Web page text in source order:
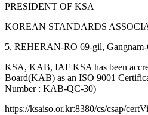
PRESIDENT OF KSA
KOREAN STANDARDS
5, REHERAN-RO 69-gil,
KSA, KAB, IAF KSA has been
Board(KAB) as an ISO 9001
Number : KAB-QC-30)
https://ksaiso.or.kr:8380/cs/csap/